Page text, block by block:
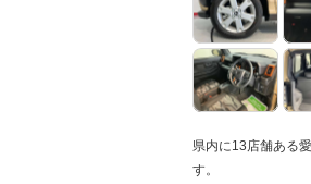
県内に13店舗ある
す。